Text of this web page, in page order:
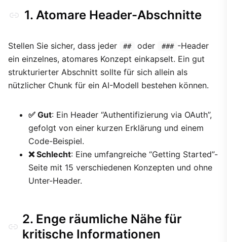
1. Atomare Header-Abschnitte
Stellen Sie sicher, dass jeder ## oder ### -Header
ein einzelnes, atomares Konzept einkapselt. Ein gut
strukturierter Abschnitt sollte für sich allein als
nützlicher Chunk für ein AI-Modell bestehen können.
✅ Gut: Ein Header “Authentifizierung via OAuth”,
gefolgt von einer kurzen Erklärung und einem
Code-Beispiel.
❌ Schlecht: Eine umfangreiche “Getting Started”-
Seite mit 15 verschiedenen Konzepten und ohne
Unter-Header.
2. Enge räumliche Nähe für
kritische Informationen